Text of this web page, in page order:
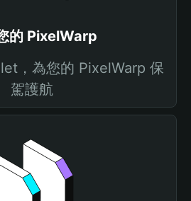
的 PixelWarp
，為您的 PixelWarp 保
駕護航